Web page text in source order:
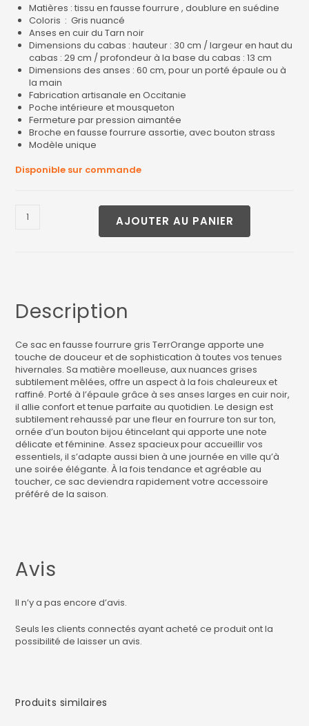
Matières : tissu en fausse fourrure , doublure en suédine
Coloris : Gris nuancé
Anses en cuir du Tarn noir
Dimensions du cabas : hauteur : 30 cm / largeur en haut du
cabas : 29 cm / profondeur à la base du cabas : 13 cm
Dimensions des anses : 60 cm, pour un porté épaule ou à
la main
Fabrication artisanale en Occitanie
Poche intérieure et mousqueton
Fermeture par pression aimantée
Broche en fausse fourrure assortie, avec bouton strass
Modèle unique
Disponible sur commande
AJOUTER AU PANIER
Description
Ce sac en fausse fourrure gris TerrOrange apporte une
touche de douceur et de sophistication à toutes vos tenues
hivernales. Sa matière moelleuse, aux nuances grises
subtilement mêlées, offre un aspect à la fois chaleureux et
raffiné. Porté à l’épaule grâce à ses anses larges en cuir noir,
il allie confort et tenue parfaite au quotidien. Le design est
subtilement rehaussé par une fleur en fourrure ton sur ton,
ornée d’un bouton bijou étincelant qui apporte une note
délicate et féminine. Assez spacieux pour accueillir vos
essentiels, il s’adapte aussi bien à une journée en ville qu’à
une soirée élégante. À la fois tendance et agréable au
toucher, ce sac deviendra rapidement votre accessoire
préféré de la saison.
Avis
Il n’y a pas encore d’avis.
Seuls les clients connectés ayant acheté ce produit ont la
possibilité de laisser un avis.
Produits similaires